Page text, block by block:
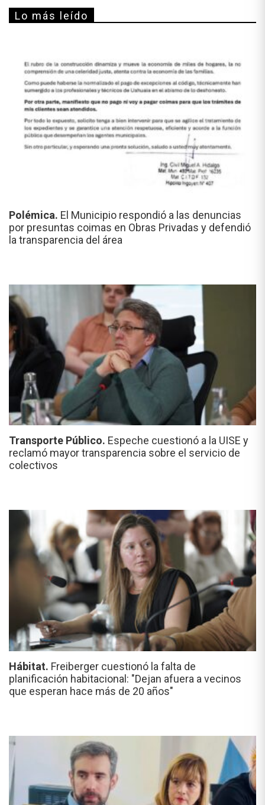
Lo más leído
Polémica. El Municipio respondió a las denuncias
por presuntas coimas en Obras Privadas y defendió
la transparencia del área
Transporte Público. Espeche cuestionó a la UISE y
reclamó mayor transparencia sobre el servicio de
colectivos
Hábitat. Freiberger cuestionó la falta de
planificación habitacional: "Dejan afuera a vecinos
que esperan hace más de 20 años"